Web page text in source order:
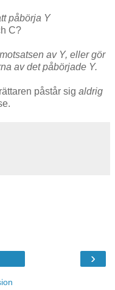
påbörja Y
C?
av Y, eller gör
av det påbörjade Y.
påstår sig aldrig
›